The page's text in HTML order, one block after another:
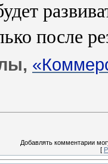
после
Добавлять комментарии
[